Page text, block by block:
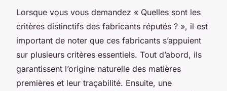
Lorsque vous vous demandez « Quelles sont les
critères distinctifs des fabricants réputés ? », il est
important de noter que ces fabricants s’appuient
sur plusieurs critères essentiels. Tout d’abord, ils
garantissent l’origine naturelle des matières
premières et leur traçabilité. Ensuite, une